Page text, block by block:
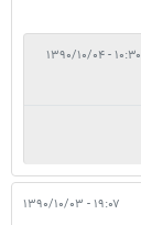
۱۰:۳۰ - ۱۳۹۰/۱۰/۰۴
۱۹:۰۷ - ۱۳۹۰/۱۰/۰۳